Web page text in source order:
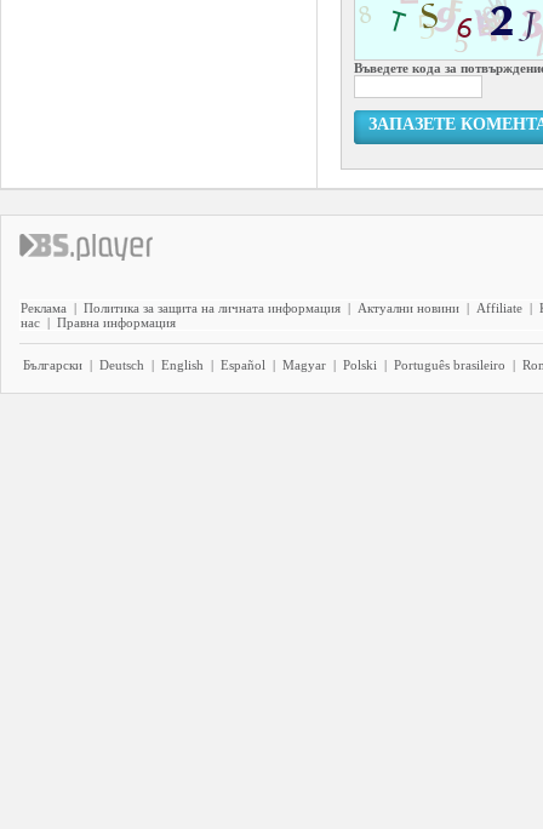
Въведете кода за
ЗАПАЗЕТЕ
Реклама | Политика за защита на личната информация | Актуални новини | Affiliate |
нас | Правна информация
Български | Deutsch | English | Español | Magyar | Polski | Português brasileiro |